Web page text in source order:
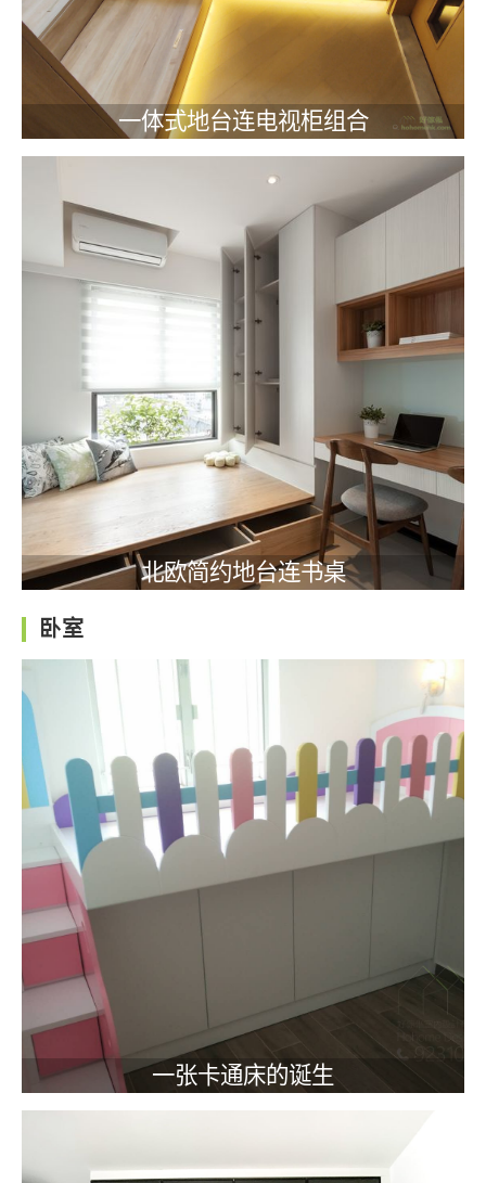
一体式地台连电视柜组合
北欧简约地台连书桌
卧室
一张卡通床的诞生